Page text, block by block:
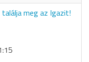
meg az Igazit!